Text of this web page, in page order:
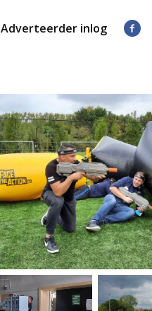
Adverteerder inlog